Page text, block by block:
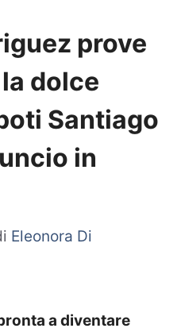
prove
dolce
Santiago
in
Eleonora Di
a diventare